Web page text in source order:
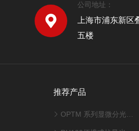
公司地址：
上海市浦东新
五楼
推荐产品
OPTM 系列显微分光膜厚仪